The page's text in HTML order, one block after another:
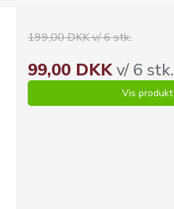
199,00 DKK v/ 6 stk.
99,00 DKKv/ 6 stk.
Vis produkt